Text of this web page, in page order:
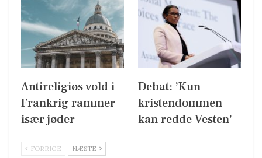
Antireligiøs vold i
Frankrig rammer
især jøder
Debat: ’Kun
kristendommen
kan redde Vesten’
FORRIGE NÆSTE